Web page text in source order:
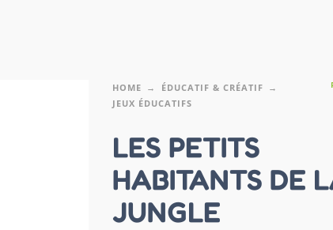
HOME
ÉDUCATIF & CRÉATIF
JEUX ÉDUCATIFS
LES PETITS
HABITANTS DE
JUNGLE